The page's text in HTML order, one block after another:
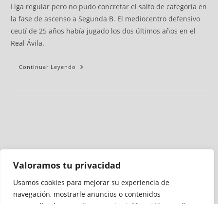
Valoramos tu privacidad
Usamos cookies para mejorar su experiencia de
navegación, mostrarle anuncios o contenidos
Liga regular pero no pudo concretar el salto de categoría en
la fase de ascenso a Segunda B. El mediocentro defensivo
ceutí de 25 años había jugado los dos últimos años en el
Real Ávila.
Continuar Leyendo
Medio auditado por